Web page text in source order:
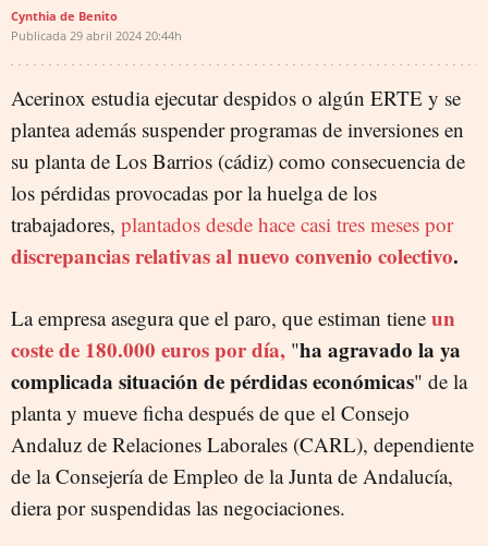
Cynthia de Benito
Publicada 29 abril 2024 20:44h
Acerinox estudia ejecutar despidos o algún ERTE y se
plantea además suspender programas de inversiones en
su planta de Los Barrios (cádiz) como consecuencia de
los pérdidas provocadas por la huelga de los
trabajadores, plantados desde hace casi tres meses por
discrepancias relativas al nuevo convenio colectivo.
La empresa asegura que el paro, que estiman tiene un
coste de 180.000 euros por día, "ha agravado la ya
complicada situación de pérdidas económicas" de la
planta y mueve ficha después de que el Consejo
Andaluz de Relaciones Laborales (CARL), dependiente
de la Consejería de Empleo de la Junta de Andalucía,
diera por suspendidas las negociaciones.